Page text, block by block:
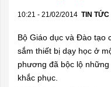
10:21 - 21/02/2014 TIN TỨC
Bộ Giáo dục và Đào tạo
sắm thiết bị dạy học ở
phương đã bộc lộ
khắc phục.